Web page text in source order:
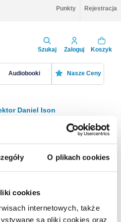
O plikach cookies
cookies
internetowych, także
są pliki cookies oraz
Punkty Rejestracja
Szukaj Zaloguj Koszyk
Audiobooki Nasze Ceny
Daniel Ison
Sortuj
Na stronie